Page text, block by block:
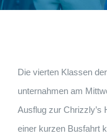
Die vierten Klassen
unternahmen am
Ausflug zur Chrizzly’s
einer kurzen Busfahrt